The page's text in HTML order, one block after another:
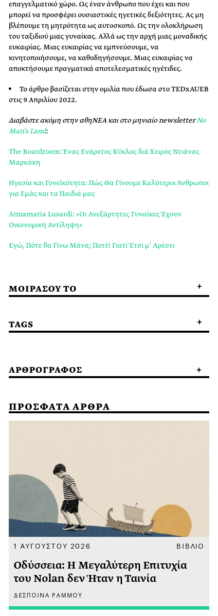
επαγγελματικό χώρο. Ως έναν άνθρωπο που έχει και που
μπορεί να προσφέρει ουσιαστικές ηγετικές δεξιότητες. Ας μη
βλέπουμε τη μητρότητα ως αυτοσκοπό. Ως την ολοκλήρωση
του ταξιδιού μιας γυναίκας. Αλλά ως την αρχή μιας μοναδικής
ευκαιρίας. Μιας ευκαιρίας να εμπνεύσουμε, να
κινητοποιήσουμε, να καθοδηγήσουμε. Μιας ευκαιρίας να
αποκτήσουμε πραγματικά αποτελεσματικές ηγέτιδες.
Το άρθρο βασίζεται στην ομιλία που έδωσα στο TEDxAUEB
στις 9 Απριλίου 2022.
Διαβάστε ακόμη στην αθηΝΕΑ και στο μηνιαίο newsletterNo
Man’s Land:
The Boardroom: Ένας Ενάρετος Κύκλος διά Χειρός Ντιάνας
Μαρκάκη
Ηγεσία και Γονεϊκότητα: Πώς Θα Γίνουμε Καλύτεροι Άνθρωποι
για Εμάς και τα Παιδιά μας
Annamaria Lusardi: «Οι Ανεξάρτητες Γυναίκες Έχουν
Οικονομική Αντίληψη»
Εγώ, Πότε θα Γίνω Μάνα; Ποτέ! Γιατί Έτσι μ’ Αρέσει
ΜΟΙΡΑΣΟΥ ΤΟ
TAGS
ΑΡΘΡΟΓΡΑΦΟΣ
ΠΡΟΣΦΑΤΑ ΑΡΘΡΑ
1 ΑΥΓΟΥΣΤΟΥ 2026 ΒΙΒΛΙΟ
Οδύσσεια: Η Μεγαλύτερη Επιτυχία
του Nolan δεν Ήταν η Ταινία
ΔΕΣΠΟΙΝΑ ΡΑΜΜΟΥ